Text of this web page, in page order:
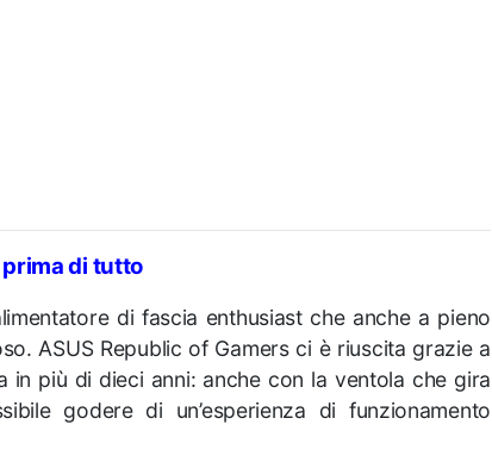
di tutto
di fascia enthusiast che anche a pieno
ASUS Republic of Gamers ci è riuscita grazie a
in più di dieci anni: anche con la ventola che gira
godere di un’esperienza di funzionamento